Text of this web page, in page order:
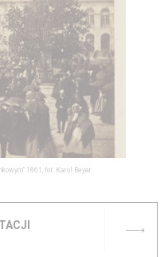
1861, fot. Karol Beyer